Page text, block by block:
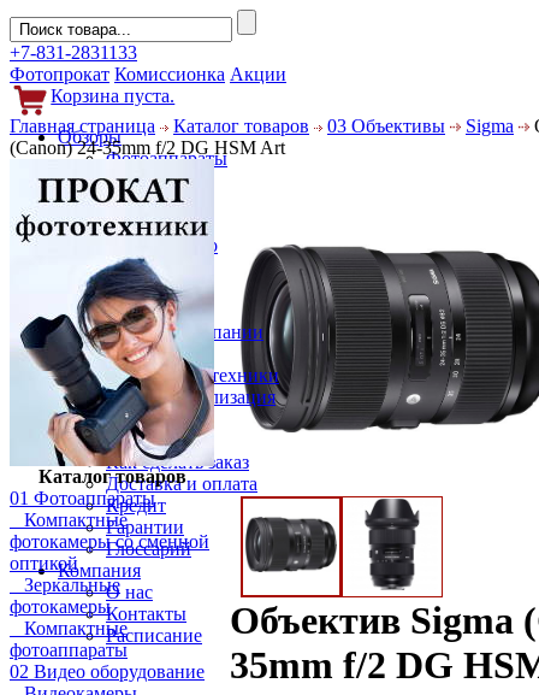
+7-831-2831133
Фотопрокат Комиссионка Акции
Корзина пуста.
Обзоры
Фотоаппараты
Объективы
Фильтры
Новости
Фото и видео
Гаджеты
Аксессуары
Слухи
Новости компании
Услуги
Прокат фототехники
Выкуп и реализация
Покупателям
Акции
Как сделать заказ
Доставка и оплата
Кредит
Гарантии
Глоссарий
Компания
О нас
Контакты
Расписание
Главная страница Каталог товаров 03 Объективы Sigma
(Canon) 24-35mm f/2 DG HSM Art
Каталог товаров
01 Фотоаппараты
Компактные
фотокамеры со сменной
оптикой
Зеркальные
фотокамеры
Компактные
фотоаппараты
02 Видео оборудование
Объектив Sigma
35mm f/2 DG